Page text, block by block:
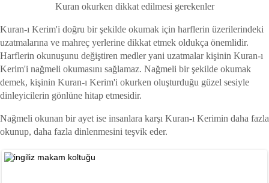
Kuran okurken dikkat edilmesi gerekenler
Kuran-ı Kerim'i doğru bir şekilde okumak için harflerin üzerilerindeki
uzatmalarına ve mahreç yerlerine dikkat etmek oldukça önemlidir.
Harflerin okunuşunu değiştiren medler yani uzatmalar kişinin Kuran-ı
Kerim'i nağmeli okumasını sağlamaz. Nağmeli bir şekilde okumak
demek, kişinin Kuran-ı Kerim'i okurken oluşturduğu güzel sesiyle
dinleyicilerin gönlüne hitap etmesidir.
Nağmeli okunan bir ayet ise insanlara karşı Kuran-ı Kerimin daha fazla
okunup, daha fazla dinlenmesini teşvik eder.